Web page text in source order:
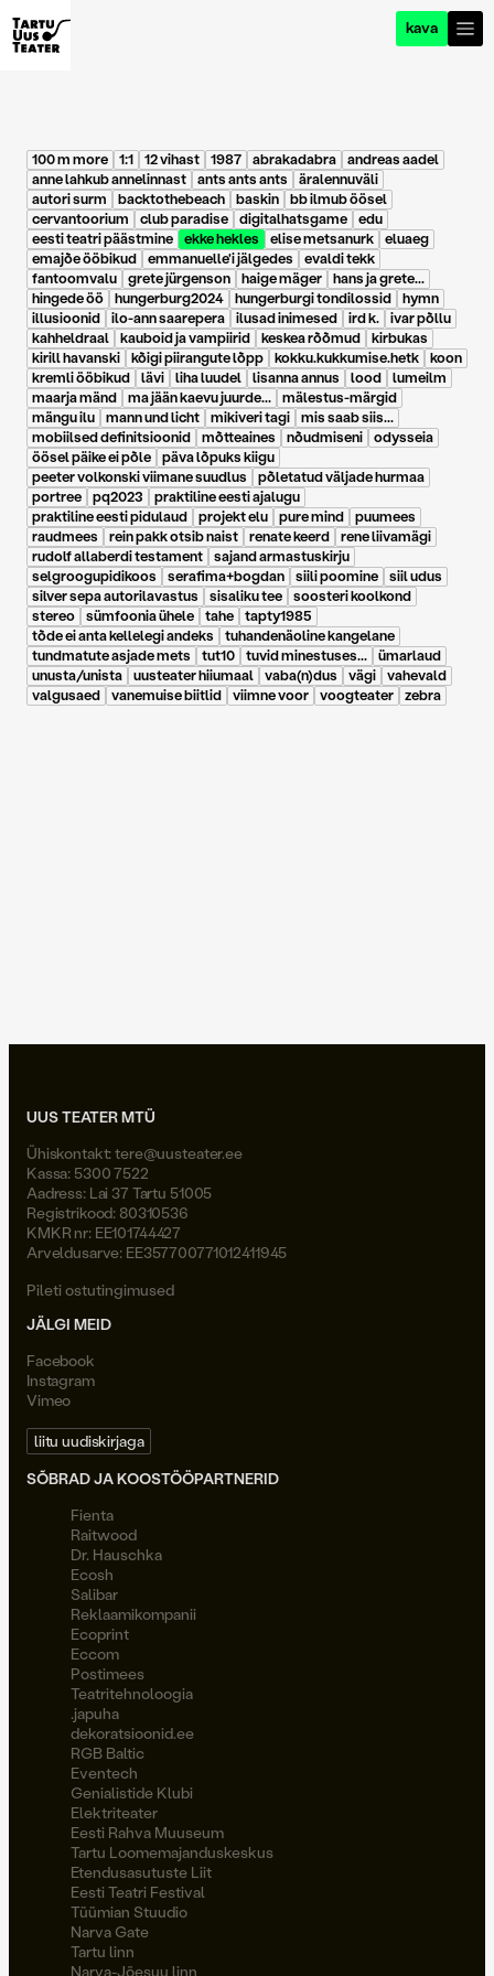
kava
100 m more 1:1 12 vihast 1987 abrakadabra
andreas aadel
anne lahkub annelinnast
ants ants ants
äralennuväli
autori surm
backtothebeach baskin
bb ilmub öösel
cervantoorium
club paradise digitalhatsgame
edu
eesti teatri päästmine
ekke hekles elise metsanurk
eluaeg
emajõe ööbikud
emmanuelle'i jälgedes
evaldi tekk
fantoomvalu
grete jürgenson haige mäger
hans ja grete...
hingede öö
hungerburg2024 hungerburgi tondilossid
hymn
illusioonid
ilo-ann saarepera ilusad inimesed ird k.
ivar põllu
kahheldraal
kauboid ja vampiirid keskea rõõmud
kirbukas
kirill havanski
kõigi piirangute lõpp kokku.kukkumise.hetk
koon
kremli ööbikud
lävi liha luudel lisanna annus lood
lumeilm
maarja mänd
ma jään kaevu juurde...
mälestus-märgid
mängu ilu
mann und licht mikiveri tagi
mis saab siis...
mobiilsed definitsioonid
mõtteaines nõudmiseni
odysseia
öösel päike ei põle
päva lõpuks kiigu
peeter volkonski viimane suudlus
põletatud väljade hurmaa
portree
pq2023
praktiline eesti ajalugu
praktiline eesti pidulaud
projekt elu pure mind
puumees
raudmees
rein pakk otsib naist renate keerd
rene liivamägi
rudolf allaberdi testament
sajand armastuskirju
selgroogupidikoos
serafima+bogdan siili poomine
siil udus
silver sepa autorilavastus
sisaliku tee
soosteri koolkond
stereo
sümfoonia ühele tahe
tapty1985
tõde ei anta kellelegi andeks
tuhandenäoline kangelane
tundmatute asjade mets
tut10 tuvid minestuses...
ümarlaud
unusta/unista
uusteater hiiumaal vaba(n)dus vägi
vahevald
valgusaed
vanemuise biitlid viimne voor voogteater zebra
UUS TEATER MTÜ
Ühiskontakt:tere@uusteater.ee
Kassa: 5300 7522
Aadress: Lai 37 Tartu 51005
Registrikood: 80310536
KMKR nr: EE101744427
Arveldusarve: EE357700771012411945
Pileti ostutingimused
JÄLGI MEID
Facebook
Instagram
Vimeo
liitu uudiskirjaga
SÕBRAD JA KOOSTÖÖPARTNERID
Fienta
Raitwood
Dr. Hauschka
Ecosh
Salibar
Reklaamikompanii
Ecoprint
Eccom
Postimees
Teatritehnoloogia
.japuha
dekoratsioonid.ee
RGB Baltic
Eventech
Genialistide Klubi
Elektriteater
Eesti Rahva Muuseum
Tartu Loomemajanduskeskus
Etendusasutuste Liit
Eesti Teatri Festival
Tüümian Stuudio
Narva Gate
Tartu linn
Narva-Jõesuu linn